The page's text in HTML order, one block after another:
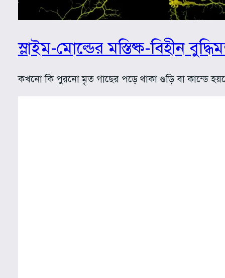
স্লাইম-মোল্ডের মস্তিষ্ক-বিহীন
কখনো কি পুরনো মৃত গাছের পড়ে থাকা গুড়ি বা কান্ডে